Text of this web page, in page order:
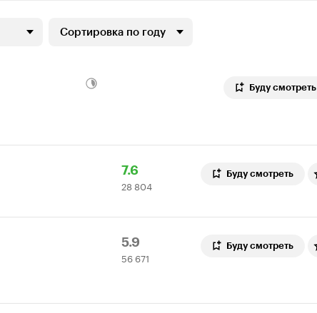
Сортировка по году
Буду смотреть
Рейтинг
Кинопоиска
7.6
28
804
28 804
Буду смотреть
Рейтинг
Кинопоиска
5.9
56
671
56 671
Буду смотреть